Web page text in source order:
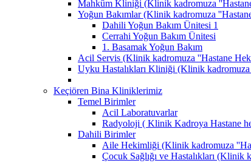
Mahkûm Kliniği (Klinik kadromuza
Yoğun Bakımlar (Klinik kadromuza
Dahili Yoğun Bakım Ünitesi 1
Cerrahi Yoğun Bakım Ünitesi
1. Basamak Yoğun Bakım
Acil Servis (Klinik kadromuza ''Hastane
Uyku Hastalıkları Kliniği (Klinik
Keçiören Bina Kliniklerimiz
Temel Birimler
Acil Laboratuvarlar
Radyoloji ( Klinik Kadroya Hastane
Dahili Birimler
Aile Hekimliği (Klinik kadromuza
Çocuk Sağlığı ve Hastalıkları